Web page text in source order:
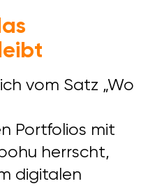
vom Satz „Wo
Portfolios mit
herrscht,
digitalen